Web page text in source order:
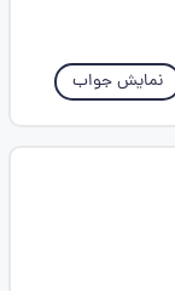
نمایش جواب